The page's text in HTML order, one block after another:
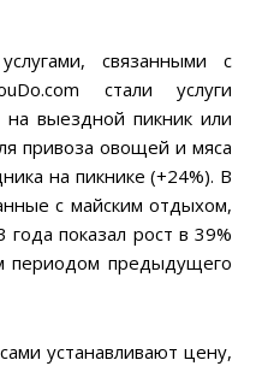
связанными с
стали услуги
на выездной пикник или
привоза овощей и мяса
на пикнике (+24%). В
с майским отдыхом,
показал рост в 39%
периодом предыдущего
устанавливают цену,